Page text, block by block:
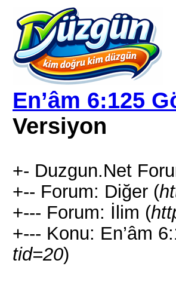
En’âm 6:125
Versiyon
+- Duzgun.Net
+-- Forum: Diğer (
+--- Forum: İlim (
+--- Konu: En’âm
tid=20)